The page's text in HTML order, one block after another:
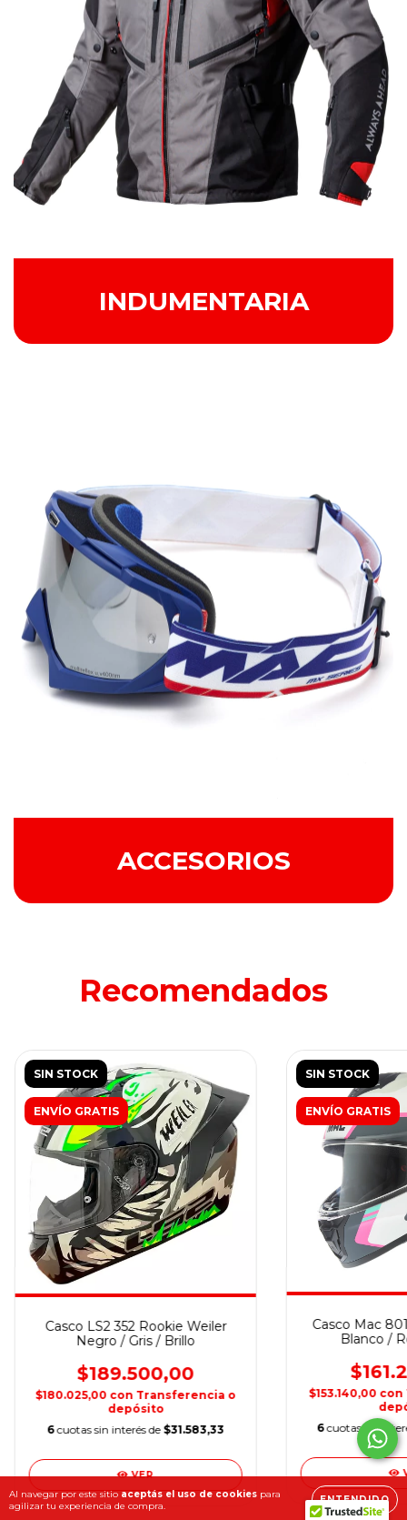
Al navegar por este sitioaceptás el uso de cookies para
agilizar tu experiencia de compra.
ENTENDIDO
INDUMENTARIA
ACCESORIOS
Recomendados
SIN STOCK
ENVÍO GRATIS
Casco LS2 352 Rookie Weiler
Negro / Gris / Brillo
$189.500,00
$180.025,00 con Transferencia o
depósito
6 cuotas sin interés de $31.583,33
VER
SIN STOCK
ENVÍO GRATIS
Casco Mac
Blanco /
$153.140,00 con
6 cuotas sin